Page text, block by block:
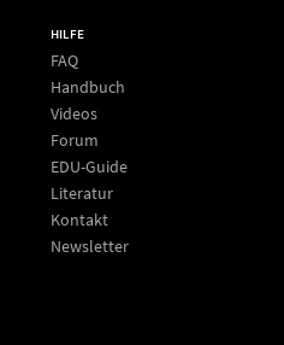
HILFE
FAQ
Handbuch
Videos
Forum
EDU-Guide
Literatur
Kontakt
Newsletter